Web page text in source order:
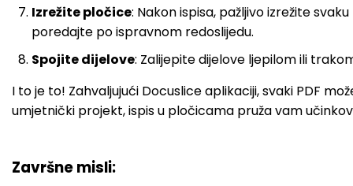
Izrežite pločice: Nakon ispisa, pažljivo izrežite
poredajte po ispravnom redoslijedu.
Spojite dijelove: Zalijepite dijelove ljepilom ili
I to je to! Zahvaljujući Docuslice aplikaciji, svaki PDF
umjetnički projekt, ispis u pločicama pruža vam
Završne misli: